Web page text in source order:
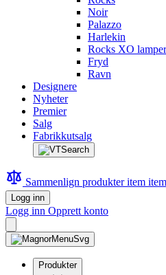
Noir
Palazzo
Harlekin
Rocks XO lamper
Fryd
Ravn
Designere
Nyheter
Premier
Salg
Fabrikkutsalg
Sammenlign produkteritem
Logg inn
Logg inn Opprett konto
Produkter